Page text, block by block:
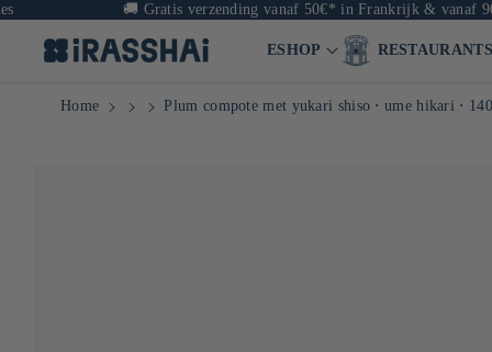
Gratis verzending vanaf 50€* in Frankrijk & vanaf 90€ in
ESHOP RESTAURANTS
Home Plum compote met yukari shiso ⋅ ume hikari ⋅